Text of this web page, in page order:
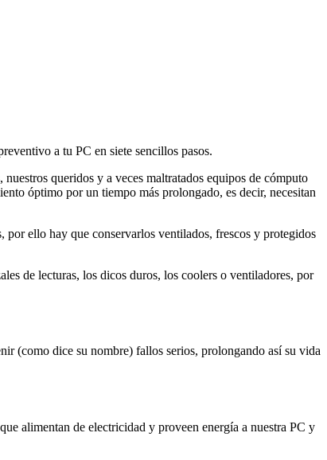
a tu PC en siete sencillos pasos.
queridos y a veces maltratados equipos de cómputo
óptimo por un tiempo más prolongado, es decir, necesitan
ello hay que conservarlos ventilados, frescos y protegidos
de lecturas, los dicos duros, los coolers o ventiladores, por
(como dice su nombre) fallos serios, prolongando así su vida
alimentan de electricidad y proveen energía a nuestra PC y